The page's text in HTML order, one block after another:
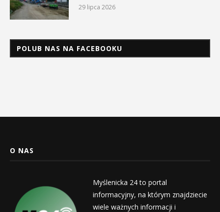
29 lipca 2026
POLUB NAS NA FACEBOOKU
O NAS
Myślenicka 24 to portal
informacyjny, na którym znajdziecie
wiele ważnych informacji i